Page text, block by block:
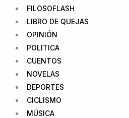
FILOSOFLASH
LIBRO DE QUEJAS
OPINIÓN
POLITICA
CUENTOS
NOVELAS
DEPORTES
CICLISMO
MÚSICA